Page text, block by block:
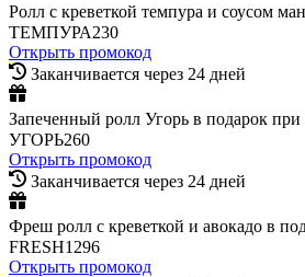
Ролл с креветкой темпура и соусом
ТЕМПУРА230
Открыть промокод
Заканчивается через 24 дней
Запеченный ролл Угорь в подарок при
УГОРЬ260
Открыть промокод
Заканчивается через 24 дней
Фреш ролл с креветкой и авокадо в
FRESH1296
Открыть промокод